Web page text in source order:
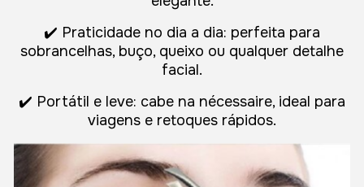
✔️ Praticidade no dia a dia: perfeita para
sobrancelhas, buço, queixo ou qualquer detalhe
facial.
✔️ Portátil e leve: cabe na nécessaire, ideal para
viagens e retoques rápidos.